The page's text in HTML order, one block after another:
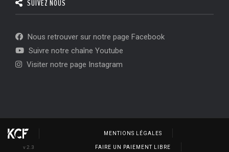
SUIVEZ NOUS
Nous retrouver sur notre page Facebook
Suivre notre chaîne Youtube
Visiter notre page Instagram
v 2.3
MENTIONS LÉGALES
FAIRE UN PAIEMENT LIBRE